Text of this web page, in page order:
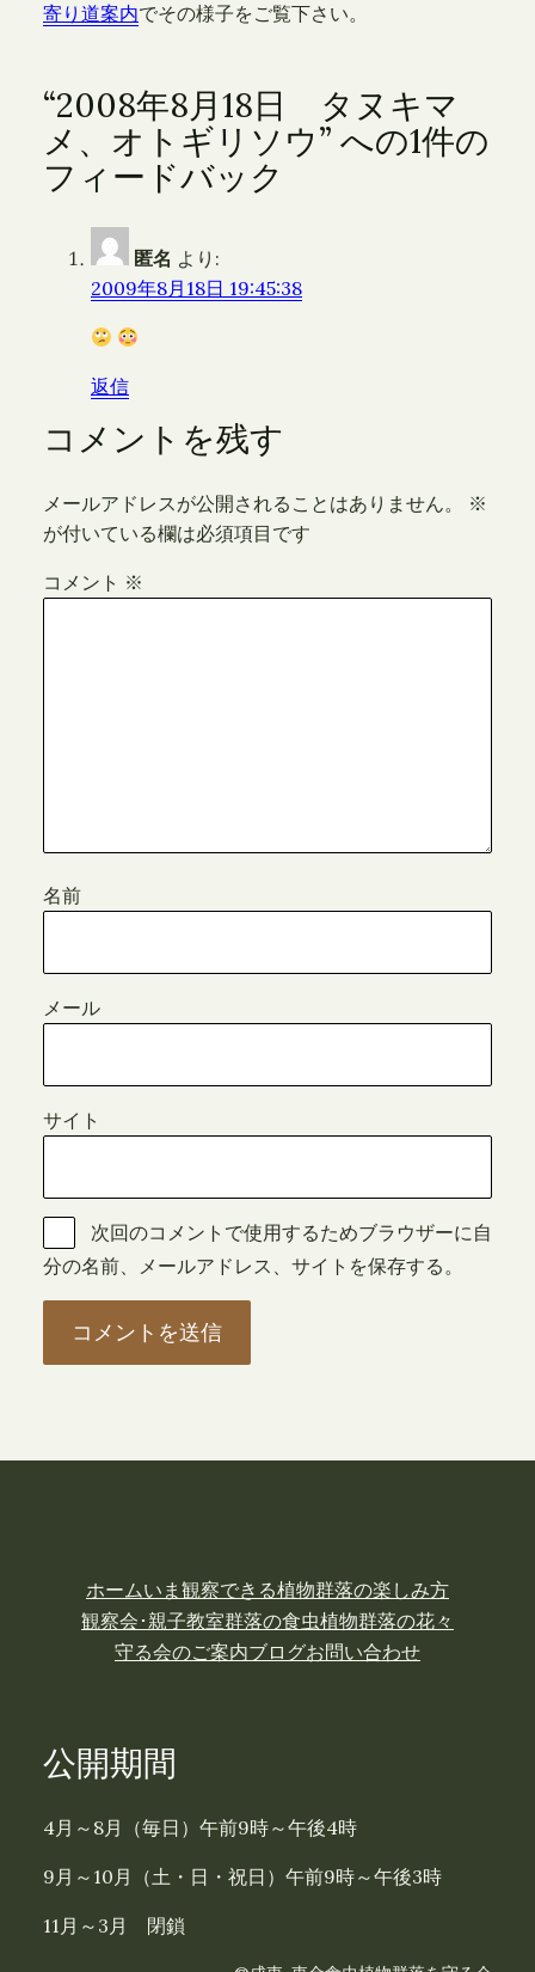
寄り道案内でその様子をご覧下さい。
“2008年8月18日 タヌキマ
メ、オトギリソウ” への1件の
フィードバック
匿名 より:
2009年8月18日 19:45:38
返信
コメントを残す
メールアドレスが公開されることはありません。
※
が付いている欄は必須項目です
コメント ※
名前
メール
サイト
次回のコメントで使用するためブラウザーに自
分の名前、メールアドレス、サイトを保存する。
ホームいま観察できる植物群落の楽しみ方
観察会･親子教室群落の食虫植物群落の花々
守る会のご案内ブログお問い合わせ
公開期間
4月～8月（毎日）午前9時～午後4時
9月～10月（土・日・祝日）午前9時～午後3時
11月～3月 閉鎖